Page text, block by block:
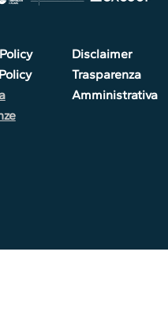
Disclaimer
Trasparenza
Amministrativa